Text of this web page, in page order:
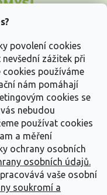
povolení cookies
zážitek při
cookies používáme
nám pomáhají
cookies se
nebudou
používat cookies
a měření
ochrany osobních
osobních údajů.
vaše osobní
soukromí a